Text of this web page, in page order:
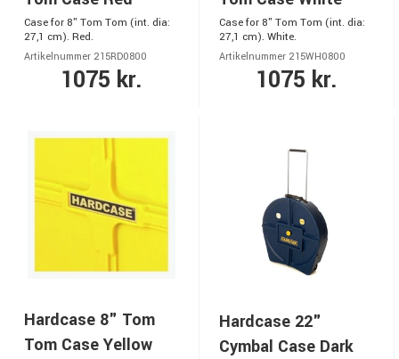
Case for 8" Tom Tom (int. dia:
27,1 cm). Red.
Artikelnummer 215RD0800
1075 kr.
Case for 8" Tom Tom (int. dia:
27,1 cm). White.
Artikelnummer 215WH0800
1075 kr.
Hardcase 8" Tom
Tom Case Yellow
Hardcase 22"
Cymbal Case Dark